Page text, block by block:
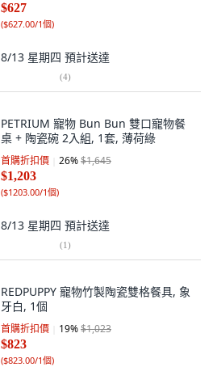
$627
($627.00/1個)
8/13 星期四 預計送達
(4)
PETRIUM 寵物 Bun Bun 雙口寵物餐
桌 + 陶瓷碗 2入組, 1套, 薄荷綠
首購折扣價 26%$1,645
$1,203
($1203.00/1個)
8/13 星期四 預計送達
(1)
REDPUPPY 寵物竹製陶瓷雙格餐具, 象
牙白, 1個
首購折扣價 19%$1,023
$823
($823.00/1個)